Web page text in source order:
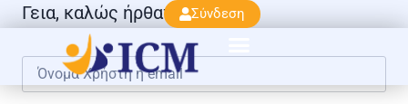
Σύνδεση
Γεια, καλώς ήρθατε πάλι!